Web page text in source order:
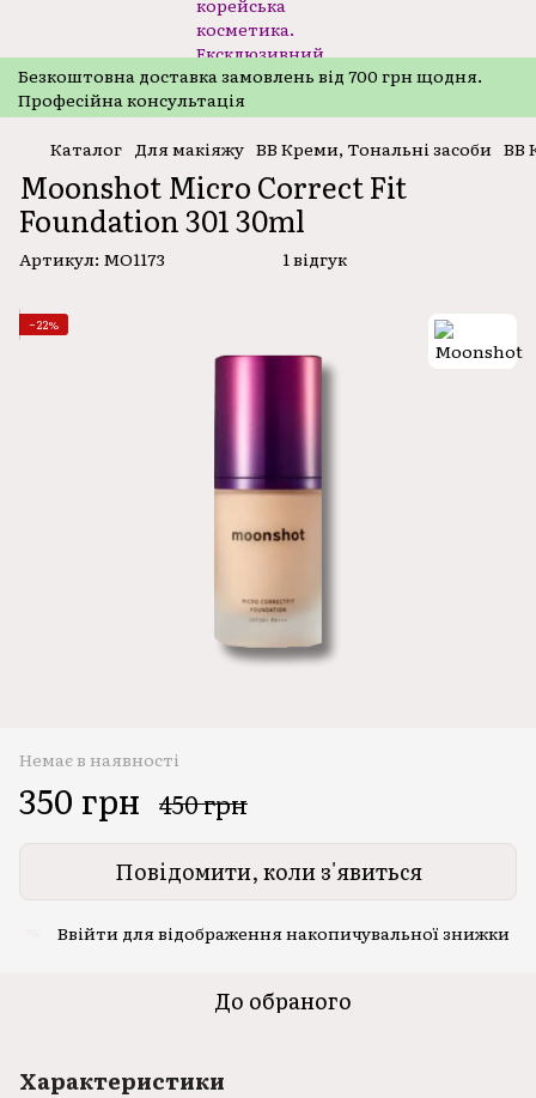
Безкоштовнa доставка замовлень від 700 грн щодня.
Професійна консультація
Каталог Для макіяжу ВВ Креми, Тональні засоби ВВ
Moonshot Micro Correct Fit
Foundation 301 30ml
Артикул: MO1173 1 відгук
−22%
Немає в наявності
350 грн 450 грн
Повідомити, коли з'явиться
Ввійти для відображення накопичувальної знижки
До обраного
Характеристики